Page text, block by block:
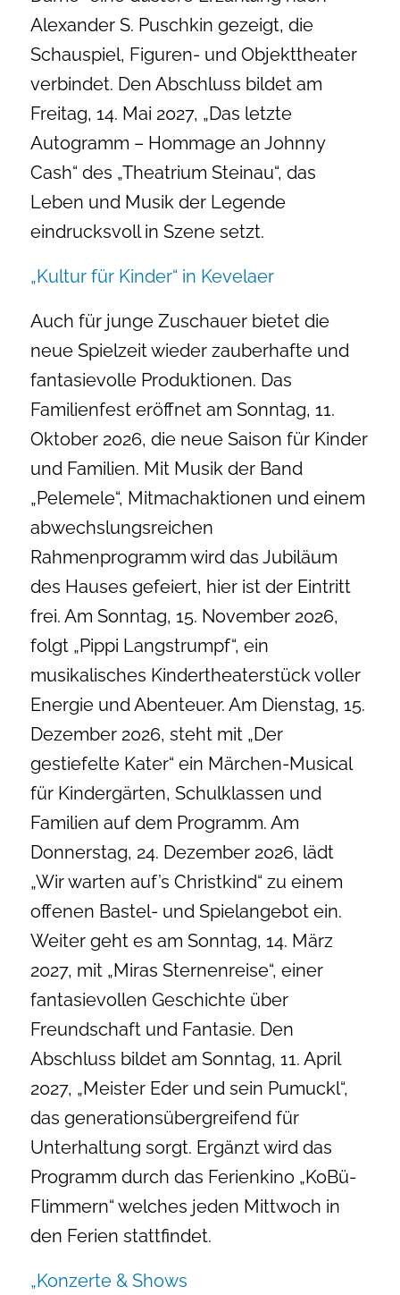
Alexander S. Puschkin gezeigt, die
Schauspiel, Figuren- und Objekttheater
verbindet. Den Abschluss bildet am
Freitag, 14. Mai 2027, „Das letzte
Autogramm – Hommage an Johnny
Cash“ des „Theatrium Steinau“, das
Leben und Musik der Legende
eindrucksvoll in Szene setzt.
„Kultur für Kinder“ in Kevelaer
Auch für junge Zuschauer bietet die
neue Spielzeit wieder zauberhafte und
fantasievolle Produktionen. Das
Familienfest eröffnet am Sonntag, 11.
Oktober 2026, die neue Saison für Kinder
und Familien. Mit Musik der Band
„Pelemele“, Mitmachaktionen und einem
abwechslungsreichen
Rahmenprogramm wird das Jubiläum
des Hauses gefeiert, hier ist der Eintritt
frei. Am Sonntag, 15. November 2026,
folgt „Pippi Langstrumpf“, ein
musikalisches Kindertheaterstück voller
Energie und Abenteuer. Am Dienstag, 15.
Dezember 2026, steht mit „Der
gestiefelte Kater“ ein Märchen-Musical
für Kindergärten, Schulklassen und
Familien auf dem Programm. Am
Donnerstag, 24. Dezember 2026, lädt
„Wir warten auf’s Christkind“ zu einem
offenen Bastel- und Spielangebot ein.
Weiter geht es am Sonntag, 14. März
2027, mit „Miras Sternenreise“, einer
fantasievollen Geschichte über
Freundschaft und Fantasie. Den
Abschluss bildet am Sonntag, 11. April
2027, „Meister Eder und sein Pumuckl“,
das generationsübergreifend für
Unterhaltung sorgt. Ergänzt wird das
Programm durch das Ferienkino „KoBü-
Flimmern“ welches jeden Mittwoch in
den Ferien stattfindet.
„Konzerte & Shows